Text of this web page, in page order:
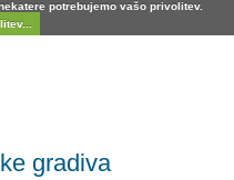
potrebujemo vašo privolitev.
gradiva